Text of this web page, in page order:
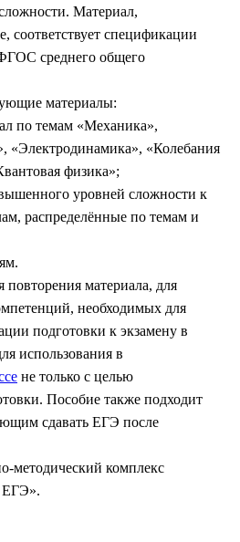
Материал,
соответствует спецификации
среднего общего
материалы:
по темам «Механика»,
«Электродинамика», «Колебания
физика»;
уровней сложности к
распределённые по темам и
повторения материала, для
необходимых для
подготовки к экзамену в
использования в
не только с целью
Пособие также подходит
сдавать ЕГЭ после
методический комплекс
ЕГЭ».